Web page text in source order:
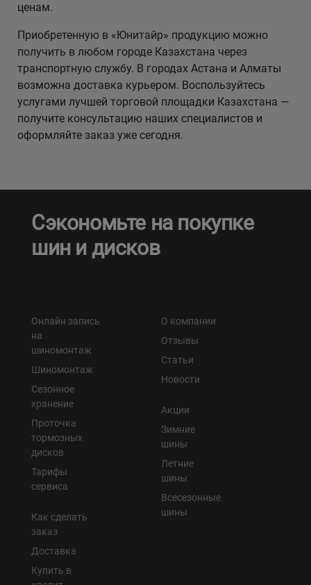
ценам.
Приобретенную в «Юнитайр» продукцию можно
получить в любом городе Казахстана через
транспортную службу. В городах Астана и Алматы
возможна доставка курьером. Воспользуйтесь
услугами лучшей торговой площадки Казахстана —
получите консультацию наших специалистов и
оформляйте заказ уже сегодня.
Сэкономьте на покупке
шин и дисков
Онлайн запись
на
шиномонтаж
Шиномонтаж
Сезонное
хранение
Проточка
тормозных
дисков
Тарифы
сервиса
Как сделать
заказ
Доставка
Купить в
О компании
Отзывы
Статьи
Новости
Акции
Зимние
шины
Летние
шины
Всесезонные
шины